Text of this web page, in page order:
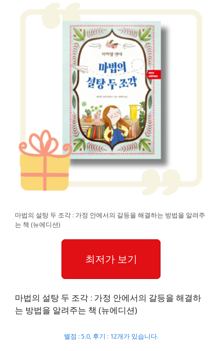
마법의 설탕 두 조각 : 가정 안에서의 갈등을 해결하는 방법을 알려주
는 책 (뉴에디션)
최저가 보기
마법의 설탕 두 조각 : 가정 안에서의 갈등을 해결하
는 방법을 알려주는 책 (뉴에디션)
별점 : 5.0, 후기 : 12개가 있습니다.